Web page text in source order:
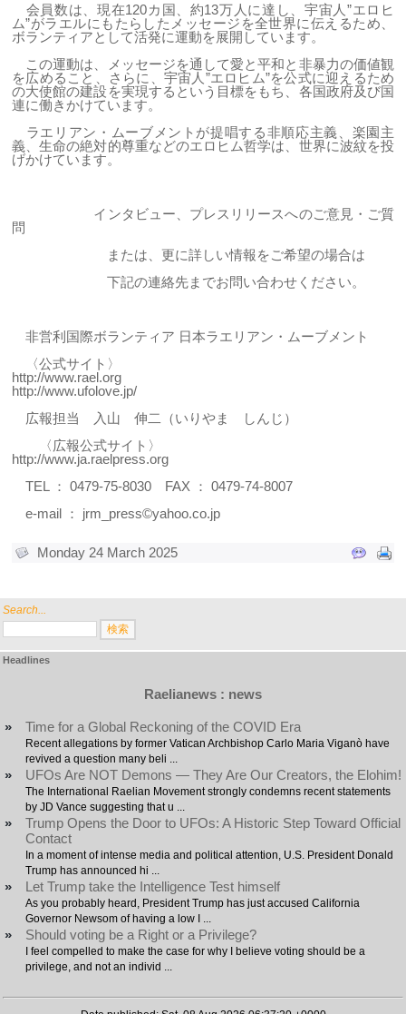
Search...
Headlines
Raelianews : news
» Time for a Global Reckoning of the COVID Era
Recent allegations by former Vatican Archbishop Carlo Maria Viganò have
revived a question many beli ...
» UFOs Are NOT Demons — They Are Our Creators, the Elohim!
The International Raelian Movement strongly condemns recent statements
by JD Vance suggesting that u ...
»
Trump Opens the Door to UFOs: A Historic Step Toward Official
Contact
In a moment of intense media and political attention, U.S. President Donald
Trump has announced hi ...
» Let Trump take the Intelligence Test himself
As you probably heard, President Trump has just accused California
Governor Newsom of having a low I ...
» Should voting be a Right or a Privilege?
I feel compelled to make the case for why I believe voting should be a
privilege, and not an individ ...
会員数は、現在120カ国、約13万人に達し、宇宙人”エロヒ
ム”がラエルにもたらしたメッセージを全世界に伝えるため、
ボランティアとして活発に運動を展開しています。
この運動は、メッセージを通して愛と平和と非暴力の価値観
を広めること、さらに、宇宙人”エロヒム”を公式に迎えるため
の大使館の建設を実現するという目標をもち、各国政府及び国
連に働きかけています。
ラエリアン・ムーブメントが提唱する非順応主義、楽園主
義、生命の絶対的尊重などのエロヒム哲学は、世界に波紋を投
げかけています。
インタビュー、プレスリリースへのご意見・ご質
問
または、更に詳しい情報をご希望の場合は
下記の連絡先までお問い合わせください。
非営利国際ボランティア 日本ラエリアン・ムーブメント
〈公式サイト〉
http://www.rael.org
http://www.ufolove.jp/
広報担当 入山 伸二（いりやま しんじ）
〈広報公式サイト〉
http://www.ja.raelpress.org
TEL ： 0479-75-8030 FAX ： 0479-74-8007
e-mail ： jrm_press©yahoo.co.jp
Monday 24 March 2025